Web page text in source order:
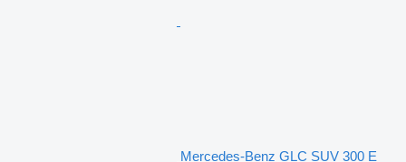
Mercedes-Benz GLC SUV 300 E